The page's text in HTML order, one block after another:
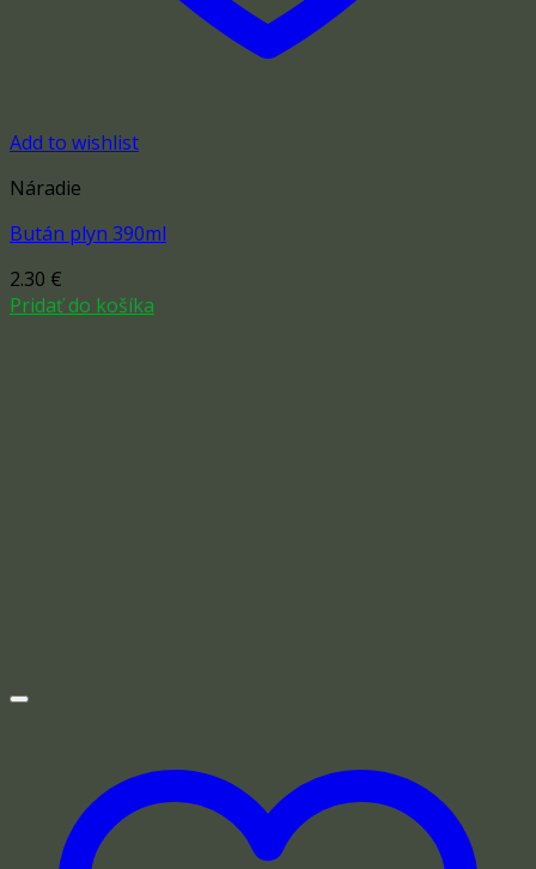
Add to wishlist
Náradie
Bután plyn 390ml
2.30 €
Pridať do košíka